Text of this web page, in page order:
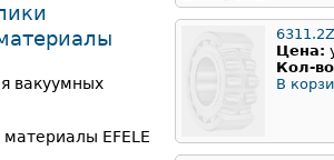
Цена:
Кол-
В
вакуумных
EFELE